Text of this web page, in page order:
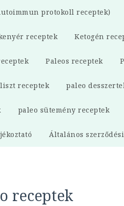
protokoll receptek)
receptek Ketogén
Paleos receptek
receptek paleo
paleo sütemény receptek
Általános
receptek